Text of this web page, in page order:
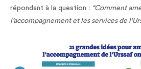
répondant à la question : “Comment
l’accompagnement et les services de